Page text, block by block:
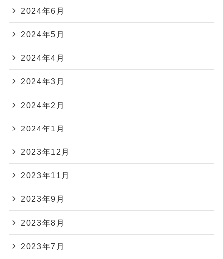
2024年6月
2024年5月
2024年4月
2024年3月
2024年2月
2024年1月
2023年12月
2023年11月
2023年9月
2023年8月
2023年7月